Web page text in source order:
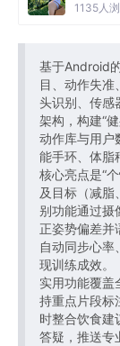
1135人
基于Android
目、动作失准
头识别、传感
架构，构建“
动作库与用户
能手环、体脂
核心亮点是“
及目标（减脂
别功能通过摄
正姿势偏差并
自动同步心率
现训练成效。
实用功能覆盖
持重点片段标
时整合饮食建
答疑，推送专